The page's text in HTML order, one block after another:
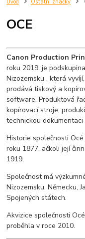
Úvod Ostatní značky
OCE
Canon Production
roku 2019, je
Nizozemsku , která
prodávátiskový a
software. Produktová
kopírovací stroje,
technickou
Historie společnosti
roku 1877, ačkoli její
1919.
Společnost má
Nizozemsku, Německu,
Spojených státech.
Akvizice společnosti
proběhla v roce 2010.